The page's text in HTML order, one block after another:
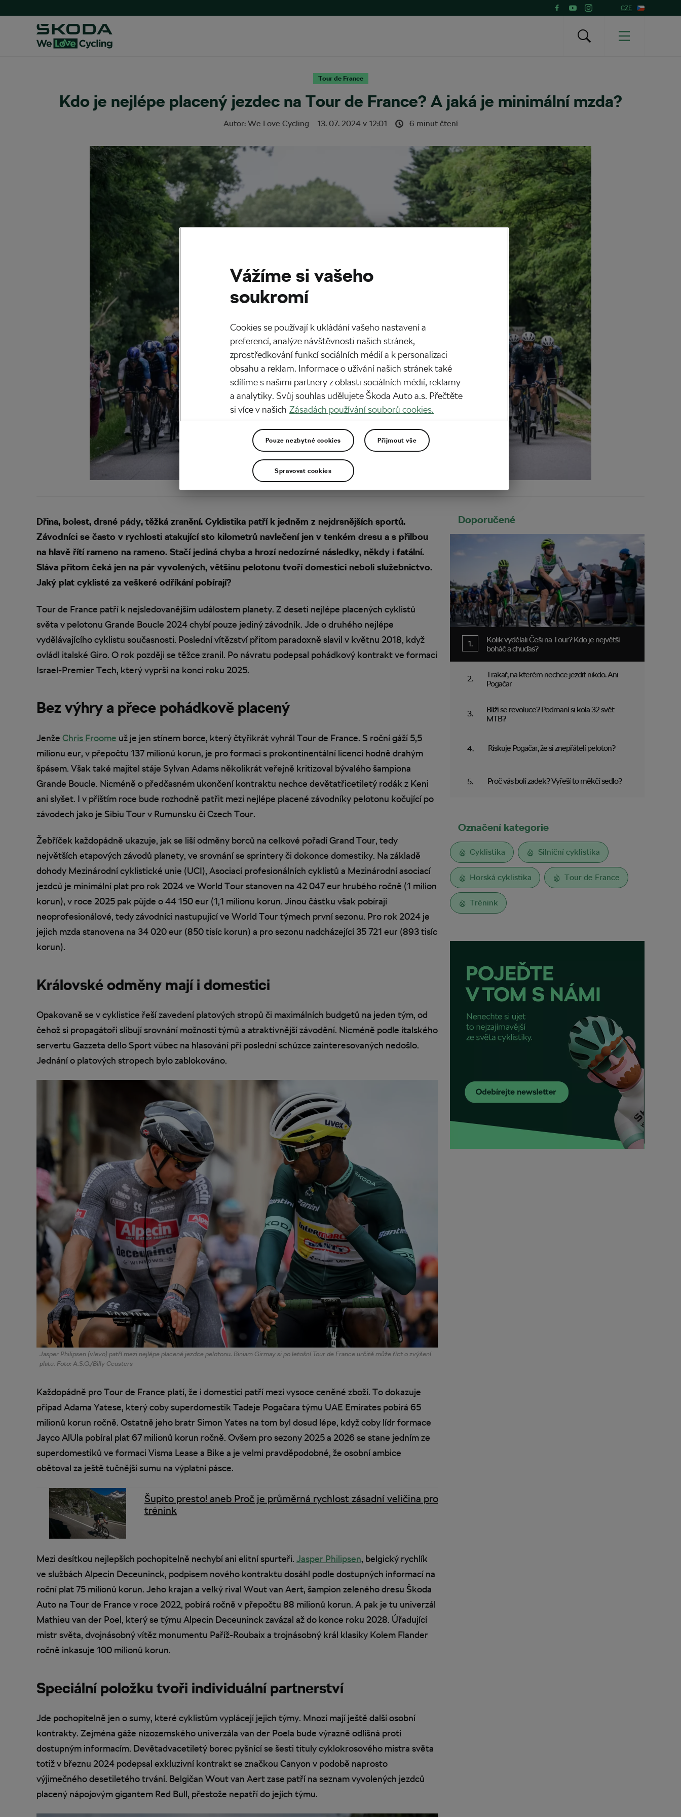
CZE
Tour de France
Kdo je nejlépe placený jezdec na Tour de France? A jaká je minimální mzda?
Autor: We Love Cycling 13. 07. 2024 v 12:01 6 minut čtení
Dřina, bolest, drsné pády, těžká zranění. Cyklistika patří k jedněm z nejdrsnějších sportů.
Závodníci se často v rychlosti atakující sto kilometrů navlečení jen v tenkém dresu a s přilbou
na hlavě řítí rameno na rameno. Stačí jediná chyba a hrozí nedozírné následky, někdy i fatální.
Sláva přitom čeká jen na pár vyvolených, většinu pelotonu tvoří domestici neboli služebnictvo.
Jaký plat cyklisté za veškeré odříkání pobírají?
Tour de France patří k nejsledovanějším událostem planety. Z deseti nejlépe placených cyklistů
světa v pelotonu Grande Boucle 2024 chybí pouze jediný závodník. Jde o druhého nejlépe
vydělávajícího cyklistu současnosti. Poslední vítězství přitom paradoxně slavil v květnu 2018, když
ovládl italské Giro. O rok později se těžce zranil. Po návratu podepsal pohádkový kontrakt ve formaci
Israel-Premier Tech, který vyprší na konci roku 2025.
Bez výhry a přece pohádkově placený
Jenže Chris Froome už je jen stínem borce, který čtyřikrát vyhrál Tour de France. S roční gáží 5,5
milionu eur, v přepočtu 137 milionů korun, je pro formaci s prokontinentální licencí hodně drahým
špásem. Však také majitel stáje Sylvan Adams několikrát veřejně kritizoval bývalého šampiona
Grande Boucle. Nicméně o předčasném ukončení kontraktu nechce devětatřicetiletý rodák z Keni
ani slyšet. I v příštím roce bude rozhodně patřit mezi nejlépe placené závodníky pelotonu kočující po
závodech jako je Sibiu Tour v Rumunsku či Czech Tour.
Žebříček každopádně ukazuje, jak se liší odměny borců na celkové pořadí Grand Tour, tedy
největších etapových závodů planety, ve srovnání se sprintery či dokonce domestiky. Na základě
dohody Mezinárodní cyklistické unie (UCI), Asociací profesionálních cyklistů a Mezinárodní asociací
jezdců je minimální plat pro rok 2024 ve World Tour stanoven na 42 047 eur hrubého ročně (1 milion
korun), v roce 2025 pak půjde o 44 150 eur (1,1 milionu korun. Jinou částku však pobírají
neoprofesionálové, tedy závodníci nastupující ve World Tour týmech první sezonu. Pro rok 2024 je
jejich mzda stanovena na 34 020 eur (850 tisíc korun) a pro sezonu nadcházející 35 721 eur (893 tisíc
korun).
Královské odměny mají i domestici
Opakovaně se v cyklistice řeší zavedení platových stropů či maximálních budgetů na jeden tým, od
čehož si propagátoři slibují srovnání možností týmů a atraktivnější závodění. Nicméně podle italského
servertu Gazzeta dello Sport vůbec na hlasování při poslední schůzce zainteresovaných nedošlo.
Jednání o platových stropech bylo zablokováno.
Jasper Philipsen (vlevo) patří mezi nejlépe placené jezdce pelotonu. Biniam Girmay si po letošní Tour de France určitě může říct o zvýšení
platu. Foto: A.S.O./Billy Ceusters
Každopádně pro Tour de France platí, že i domestici patří mezi vysoce ceněné zboží. To dokazuje
případ Adama Yatese, který coby superdomestik Tadeje Pogačara týmu UAE Emirates pobírá 65
milionů korun ročně. Ostatně jeho bratr Simon Yates na tom byl dosud lépe, když coby lídr formace
Jayco AlUla pobíral plat 67 milionů korun ročně. Ovšem pro sezony 2025 a 2026 se stane jedním ze
superdomestiků ve formaci Visma Lease a Bike a je velmi pravděpodobné, že osobní ambice
obětoval za ještě tučnější sumu na výplatní pásce.
Šupito presto! aneb Proč je průměrná rychlost zásadní veličina pro
trénink
Mezi desítkou nejlepších pochopitelně nechybí ani elitní spurteři. Jasper Philipsen, belgický rychlík
ve službách Alpecin Deceuninck, podpisem nového kontraktu dosáhl podle dostupných informací na
roční plat 75 milionů korun. Jeho krajan a velký rival Wout van Aert, šampion zeleného dresu Škoda
Auto na Tour de France v roce 2022, pobírá ročně v přepočtu 88 milionů korun. A pak je tu univerzál
Mathieu van der Poel, který se týmu Alpecin Deceuninck zavázal až do konce roku 2028. Úřadující
mistr světa, dvojnásobný vítěz monumentu Paříž-Roubaix a trojnásobný král klasiky Kolem Flander
ročně inkasuje 100 milionů korun.
Speciální položku tvoři individuální partnerství
Jde pochopitelně jen o sumy, které cyklistům vyplácejí jejich týmy. Mnozí mají ještě další osobní
kontrakty. Zejména gáže nizozemského univerzála van der Poela bude výrazně odlišná proti
dostupným informacím. Devětadvacetiletý borec pyšnící se šesti tituly cyklokrosového mistra světa
totiž v březnu 2024 podepsal exkluzivní kontrakt se značkou Canyon v podobě naprosto
výjimečného desetiletého trvání. Belgičan Wout van Aert zase patří na seznam vyvolených jezdců
placený nápojovým gigantem Red Bull, přestože nepatří do jejich týmu.
Doporučené
Kolik vydělali Češi na Tour? Kdo je největší
boháč a chuďas?
Trakař, na kterém nechce jezdit nikdo. Ani
Pogačar
Blíží se revoluce? Podmaní si kola 32 svět
MTB?
Riskuje Pogačar, že si znepřátelí peloton?
Proč vás bolí zadek? Vyřeší to měkčí sedlo?
Označení kategorie
Cyklistika Silniční cyklistika
Horská cyklistika Tour de France
Trénink
Vážíme si vašeho
soukromí
Cookies se používají k ukládání vašeho nastavení a
preferencí, analýze návštěvnosti našich stránek,
zprostředkování funkcí sociálních médií a k personalizaci
obsahu a reklam. Informace o užívání našich stránek také
sdílíme s našimi partnery z oblasti sociálních médií, reklamy
a analytiky. Svůj souhlas udělujete Škoda Auto a.s. Přečtěte
si více v našich Zásadách používání souborů cookies.
Pouze nezbytné cookies Přijmout vše
Spravovat cookies